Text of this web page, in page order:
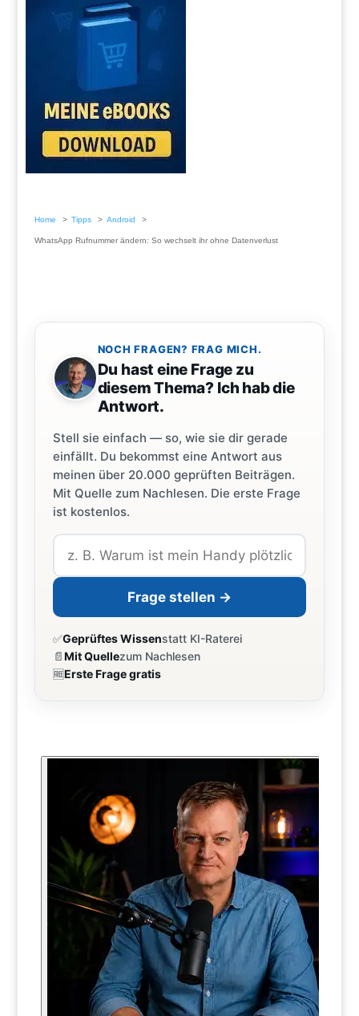
Home Tipps Android
WhatsApp Rufnummer ändern: So wechselt ihr ohne Datenverlust
NOCH FRAGEN? FRAG MICH.
Du hast eine Frage zu
diesem Thema? Ich hab die
Antwort.
Stell sie einfach — so, wie sie dir gerade
einfällt. Du bekommst eine Antwort aus
meinen über 20.000 geprüften Beiträgen.
Mit Quelle zum Nachlesen. Die erste Frage
ist kostenlos.
Frage stellen →
✅Geprüftes Wissenstatt KI-Raterei
📄Mit Quellezum Nachlesen
🆓Erste Frage gratis